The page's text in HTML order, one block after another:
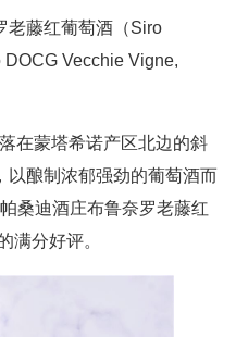
老藤红葡萄酒（Siro
Vecchie Vigne,
在蒙塔希诺产区北边的斜
以酿制浓郁强劲的葡萄酒而
桑迪酒庄布鲁奈罗老藤红
满分好评。